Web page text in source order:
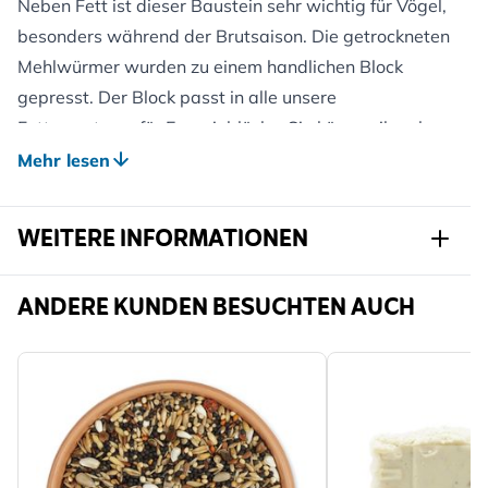
Neben Fett ist dieser Baustein sehr wichtig für Vögel,
besonders während der Brutsaison. Die getrockneten
Mehlwürmer wurden zu einem handlichen Block
gepresst. Der Block passt in alle unsere
Futtersysteme für Energieblöcke. Sie können ihn aber
auch auf einen Futtertisch legen.
23,6 %, Rohfaser 5,7 %, Rohasche 2,9 %
Mehr lesen
WEITERE INFORMATIONEN
Artikelnr. 106640119
Höhe 134 mm
Länge 40 mm
ANDERE KUNDEN BESUCHTEN AUCH